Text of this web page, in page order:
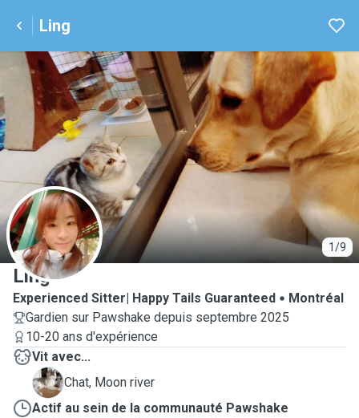
Ling
1/9
L
Ling
Experienced Sitter| Happy Tails Guaranteed
Montréal
Gardien sur Pawshake depuis septembre 2025
10-20 ans d'expérience
Vit avec...
M
Chat, Moon river
Actif au sein de la communauté Pawshake